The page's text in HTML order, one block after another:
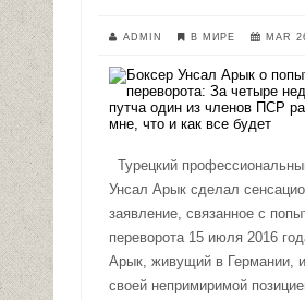
ADMIN В МИРЕ MAR
Турецкий
Унсал Арык сделал
заявление, связанное с
переворота 15 июля 2016
Арык, живущий в Германии,
своей непримиримой